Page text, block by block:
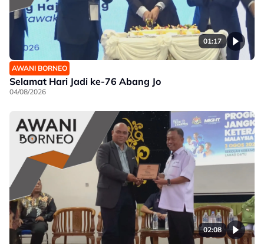
01:17
AWANI BORNEO
Selamat Hari Jadi ke-76 Abang Jo
04/08/2026
02:08